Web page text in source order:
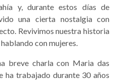
y, durante estos días de
una cierta nostalgia con
Revivimos nuestra historia
con mujeres.
breve charla con Maria das
ha trabajado durante 30 años